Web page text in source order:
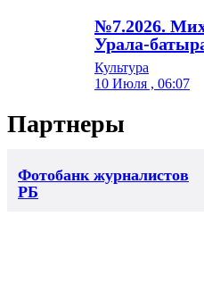
№7.2026.
Урала-
Культура
10 Июля , 06:07
Партнеры
Фотобанк журналистов
РБ